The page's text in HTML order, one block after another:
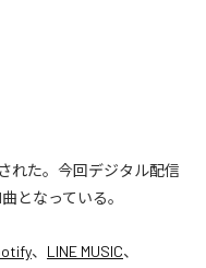
れた。今回デジタル配信
となっている。
、 LINE MUSIC、